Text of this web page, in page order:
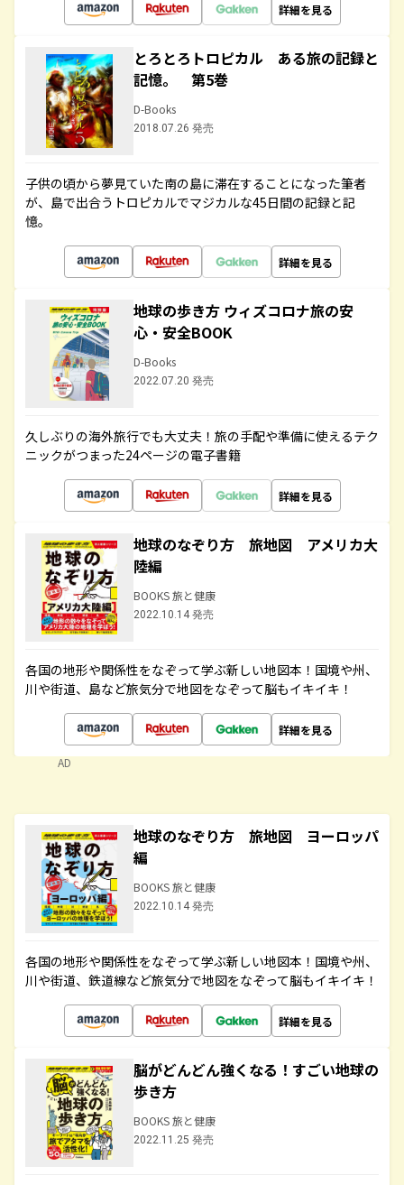
詳細を見る
とろとろトロピカル ある旅の記録と
記憶。 第5巻
D-Books
2018.07.26 発売
子供の頃から夢見ていた南の島に滞在することになった筆者
が、島で出合うトロピカルでマジカルな45日間の記録と記
憶。
詳細を見る
地球の歩き方 ウィズコロナ旅の安
心・安全BOOK
D-Books
2022.07.20 発売
久しぶりの海外旅行でも大丈夫！旅の手配や準備に使えるテク
ニックがつまった24ページの電子書籍
詳細を見る
地球のなぞり方 旅地図 アメリカ大
陸編
BOOKS 旅と健康
2022.10.14 発売
各国の地形や関係性をなぞって学ぶ新しい地図本！国境や州、
川や街道、島など旅気分で地図をなぞって脳もイキイキ！
詳細を見る
AD
地球のなぞり方 旅地図 ヨーロッパ
編
BOOKS 旅と健康
2022.10.14 発売
各国の地形や関係性をなぞって学ぶ新しい地図本！国境や州、
川や街道、鉄道線など旅気分で地図をなぞって脳もイキイキ！
詳細を見る
脳がどんどん強くなる！すごい地球の
歩き方
BOOKS 旅と健康
2022.11.25 発売